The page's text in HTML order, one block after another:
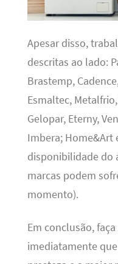
Apesar disso,
descritas ao lado:
Brastemp,
Esmaltec,
Gelopar, Eterny,
Imbera; Home&Art
disponibilidade do
marcas podem
momento).
Em conclusão,
imediatamente